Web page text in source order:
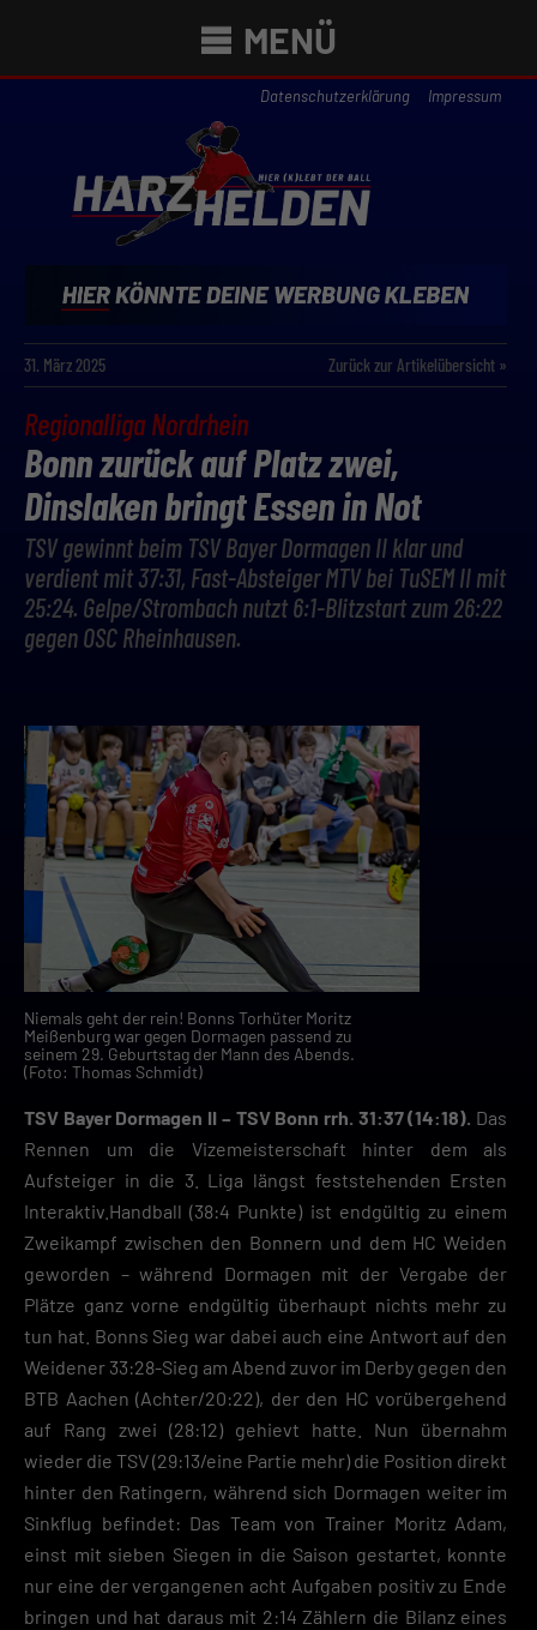
MENÜ
Datenschutzerklärung Impressum
31. März 2025 Zurück zur Artikelübersicht »
Regionalliga Nordrhein
Bonn zurück auf Platz zwei,
Dinslaken bringt Essen in Not
TSV gewinnt beim TSV Bayer Dormagen II klar und
verdient mit 37:31, Fast-Absteiger MTV bei TuSEM II mit
25:24. Gelpe/Strombach nutzt 6:1-Blitzstart zum 26:22
gegen OSC Rheinhausen.
Niemals geht der rein! Bonns Torhüter Moritz
Meißenburg war gegen Dormagen passend zu
seinem 29. Geburtstag der Mann des Abends.
(Foto: Thomas Schmidt)
TSV Bayer Dormagen II – TSV Bonn rrh. 31:37 (14:18). Das
Rennen um die Vizemeisterschaft hinter dem als
Aufsteiger in die 3. Liga längst feststehenden Ersten
Interaktiv.Handball (38:4 Punkte) ist endgültig zu einem
Zweikampf zwischen den Bonnern und dem HC Weiden
geworden – während Dormagen mit der Vergabe der
Plätze ganz vorne endgültig überhaupt nichts mehr zu
tun hat. Bonns Sieg war dabei auch eine Antwort auf den
Weidener 33:28-Sieg am Abend zuvor im Derby gegen den
BTB Aachen (Achter/20:22), der den HC vorübergehend
auf Rang zwei (28:12) gehievt hatte. Nun übernahm
wieder die TSV (29:13/eine Partie mehr) die Position direkt
hinter den Ratingern, während sich Dormagen weiter im
Sinkflug befindet: Das Team von Trainer Moritz Adam,
einst mit sieben Siegen in die Saison gestartet, konnte
nur eine der vergangenen acht Aufgaben positiv zu Ende
bringen und hat daraus mit 2:14 Zählern die Bilanz eines